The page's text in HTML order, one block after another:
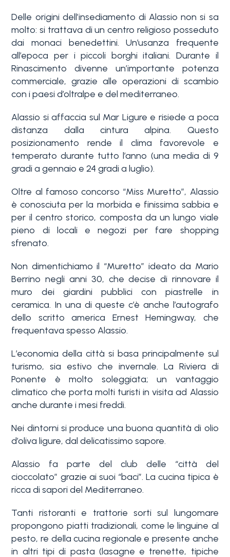
Delle origini dell’insediamento di Alassio non si sa
molto: si trattava di un centro religioso posseduto
dai monaci benedettini. Un’usanza frequente
all’epoca per i piccoli borghi italiani. Durante il
Rinascimento divenne un’importante potenza
commerciale, grazie alle operazioni di scambio
con i paesi d’oltralpe e del mediterraneo.
Alassio si affaccia sul Mar Ligure e risiede a poca
distanza dalla cintura alpina. Questo
posizionamento rende il clima favorevole e
temperato durante tutto l’anno (una media di 9
gradi a gennaio e 24 gradi a luglio).
Oltre al famoso concorso “Miss Muretto”, Alassio
è conosciuta per la morbida e finissima sabbia e
per il centro storico, composta da un lungo viale
pieno di locali e negozi per fare shopping
sfrenato.
Non dimentichiamo il “Muretto” ideato da Mario
Berrino negli anni 30, che decise di rinnovare il
muro dei giardini pubblici con piastrelle in
ceramica. In una di queste c’è anche l’autografo
dello scritto america Ernest Hemingway, che
frequentava spesso Alassio.
L’economia della città si basa principalmente sul
turismo, sia estivo che invernale. La Riviera di
Ponente è molto soleggiata; un vantaggio
climatico che porta molti turisti in visita ad Alassio
anche durante i mesi freddi.
Nei dintorni si produce una buona quantità di olio
d’oliva ligure, dal delicatissimo sapore.
Alassio fa parte del club delle “città del
cioccolato” grazie ai suoi “baci”. La cucina tipica è
ricca di sapori del Mediterraneo.
Tanti ristoranti e trattorie sorti sul lungomare
propongono piatti tradizionali, come le linguine al
pesto, re della cucina regionale e presente anche
in altri tipi di pasta (lasagne e trenette, tipiche
Contatti
Preferiti
(0)
Terreni
Prezzo
Camere
minime
Qualsiasi
1
2
Altre
opzioni
-
multiscelta
Balcone/Terrazzo
Ascensore